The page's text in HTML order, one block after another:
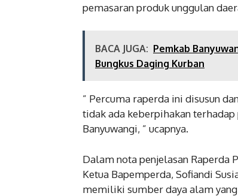
pemasaran produk unggulan
BACA JUGA: Pemkab
Bungkus Daging Kurban
” Percuma raperda ini disusun
tidak ada keberpihakan
Banyuwangi, ” ucapnya.
Dalam nota penjelasan Raperda
Ketua Bapemperda, Sofiandi
memiliki sumber daya alam